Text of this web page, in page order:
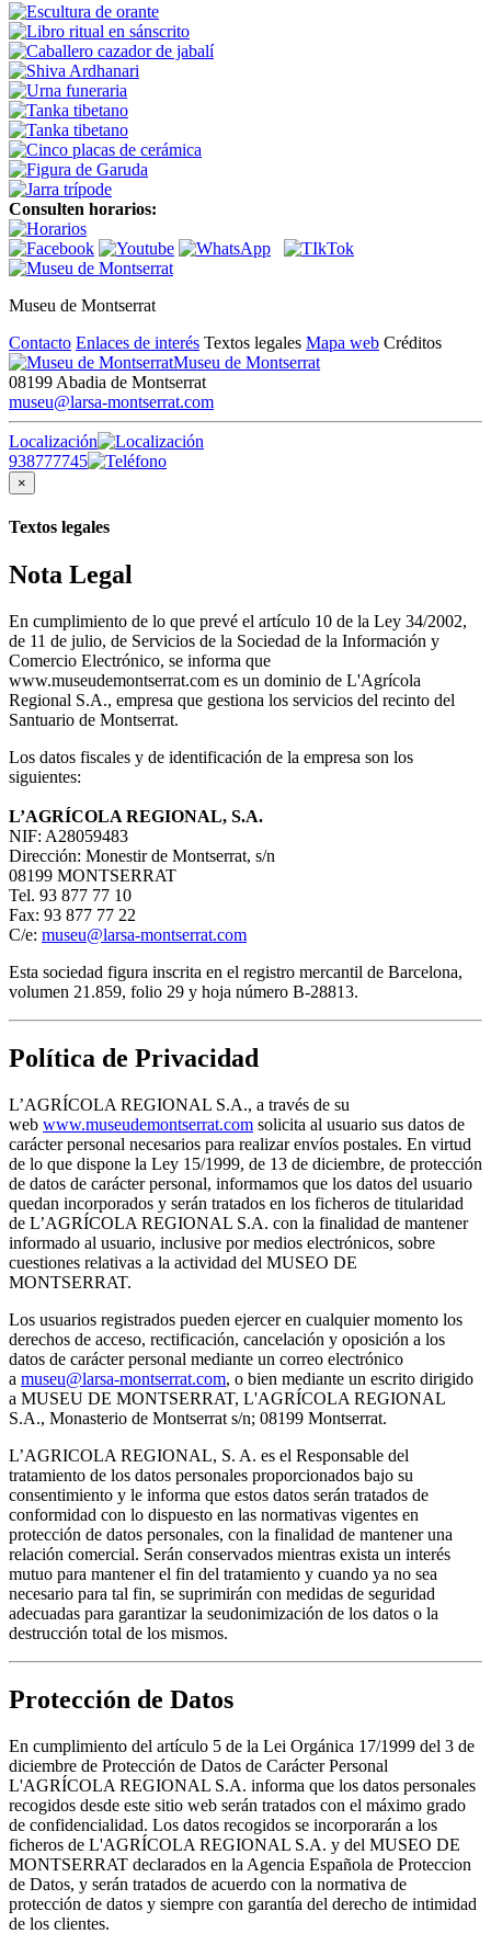
Consulten horarios:
Museu de Montserrat
Contacto Enlaces de interés Textos legales Mapa web Créditos
Museu de Montserrat
08199 Abadia de Montserrat
museu@larsa-montserrat.com
Localización
938777745
×
Textos legales
Nota Legal
En cumplimiento de lo que prevé el artículo 10 de la Ley 34/2002,
de 11 de julio, de Servicios de la Sociedad de la Información y
Comercio Electrónico, se informa que
www.museudemontserrat.com es un dominio de L'Agrícola
Regional S.A., empresa que gestiona los servicios del recinto del
Santuario de Montserrat.
Los datos fiscales y de identificación de la empresa son los
siguientes:
L’AGRÍCOLA REGIONAL, S.A.
NIF: A28059483
Dirección: Monestir de Montserrat, s/n
08199 MONTSERRAT
Tel. 93 877 77 10
Fax: 93 877 77 22
C/e: museu@larsa-montserrat.com
Esta sociedad figura inscrita en el registro mercantil de Barcelona,
volumen 21.859, folio 29 y hoja número B-28813.
Política de Privacidad
L’AGRÍCOLA REGIONAL S.A., a través de su
web www.museudemontserrat.com solicita al usuario sus datos de
carácter personal necesarios para realizar envíos postales. En virtud
de lo que dispone la Ley 15/1999, de 13 de diciembre, de protección
de datos de carácter personal, informamos que los datos del usuario
quedan incorporados y serán tratados en los ficheros de titularidad
de L’AGRÍCOLA REGIONAL S.A. con la finalidad de mantener
informado al usuario, inclusive por medios electrónicos, sobre
cuestiones relativas a la actividad del MUSEO DE
MONTSERRAT.
Los usuarios registrados pueden ejercer en cualquier momento los
derechos de acceso, rectificación, cancelación y oposición a los
datos de carácter personal mediante un correo electrónico
a museu@larsa-montserrat.com, o bien mediante un escrito dirigido
a MUSEU DE MONTSERRAT, L'AGRÍCOLA REGIONAL
S.A., Monasterio de Montserrat s/n; 08199 Montserrat.
L’AGRICOLA REGIONAL, S. A. es el Responsable del
tratamiento de los datos personales proporcionados bajo su
consentimiento y le informa que estos datos serán tratados de
conformidad con lo dispuesto en las normativas vigentes en
protección de datos personales, con la finalidad de mantener una
relación comercial. Serán conservados mientras exista un interés
mutuo para mantener el fin del tratamiento y cuando ya no sea
necesario para tal fin, se suprimirán con medidas de seguridad
adecuadas para garantizar la seudonimización de los datos o la
destrucción total de los mismos.
Protección de Datos
En cumplimiento del artículo 5 de la Lei Orgánica 17/1999 del 3 de
diciembre de Protección de Datos de Carácter Personal
L'AGRÍCOLA REGIONAL S.A. informa que los datos personales
recogidos desde este sitio web serán tratados con el máximo grado
de confidencialidad. Los datos recogidos se incorporarán a los
ficheros de L'AGRÍCOLA REGIONAL S.A. y del MUSEO DE
MONTSERRAT declarados en la Agencia Española de Proteccion
de Datos, y serán tratados de acuerdo con la normativa de
protección de datos y siempre con garantía del derecho de intimidad
de los clientes.